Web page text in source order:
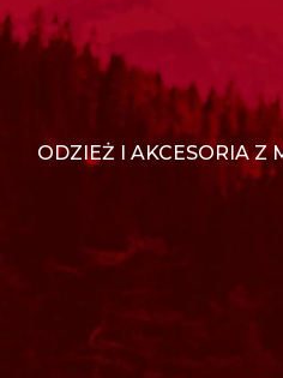
ODZIEŻ I AKCESORIA Z